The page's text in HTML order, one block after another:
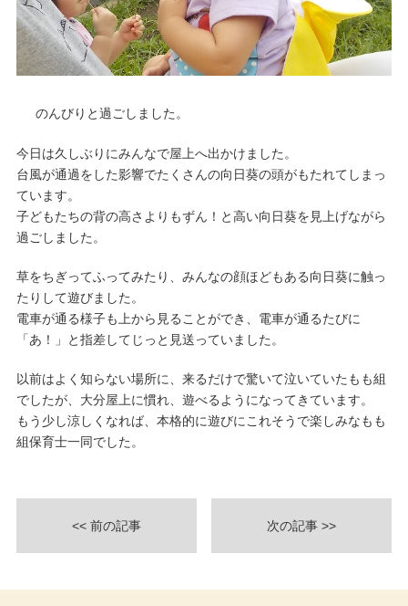
のんびりと過ごしました。
今日は久しぶりにみんなで屋上へ出かけました。
台風が通過をした影響でたくさんの向日葵の頭がもたれてしまっ
ています。
子どもたちの背の高さよりもずん！と高い向日葵を見上げながら
過ごしました。
草をちぎってふってみたり、みんなの顔ほどもある向日葵に触っ
たりして遊びました。
電車が通る様子も上から見ることができ、電車が通るたびに
「あ！」と指差してじっと見送っていました。
以前はよく知らない場所に、来るだけで驚いて泣いていたもも組
でしたが、大分屋上に慣れ、遊べるようになってきています。
もう少し涼しくなれば、本格的に遊びにこれそうで楽しみなもも
組保育士一同でした。
<< 前の記事 次の記事 >>